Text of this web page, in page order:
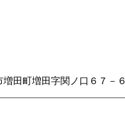
田町増田字関ノ口６７－６